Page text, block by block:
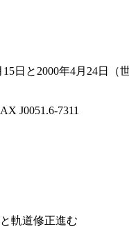
日と2000年4月24日
J0051.6-7311
軌道修正進む